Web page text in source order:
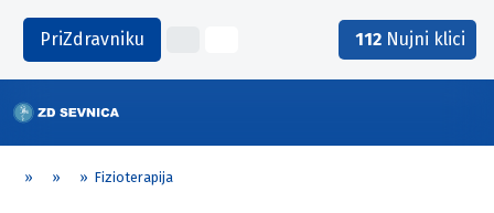
PriZdravniku 112 Nujni klici
» » » Fizioterapija